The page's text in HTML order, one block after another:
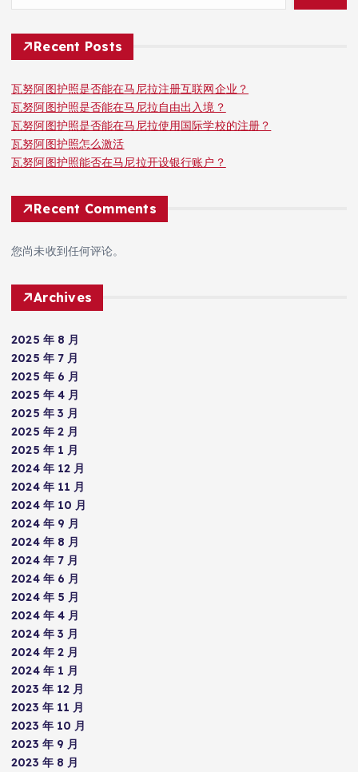
Recent Posts
瓦努阿图护照是否能在马尼拉注册互联网企业？
瓦努阿图护照是否能在马尼拉自由出入境？
瓦努阿图护照是否能在马尼拉使用国际学校的注册？
瓦努阿图护照怎么激活
瓦努阿图护照能否在马尼拉开设银行账户？
Recent Comments
您尚未收到任何评论。
Archives
2025 年 8 月
2025 年 7 月
2025 年 6 月
2025 年 4 月
2025 年 3 月
2025 年 2 月
2025 年 1 月
2024 年 12 月
2024 年 11 月
2024 年 10 月
2024 年 9 月
2024 年 8 月
2024 年 7 月
2024 年 6 月
2024 年 5 月
2024 年 4 月
2024 年 3 月
2024 年 2 月
2024 年 1 月
2023 年 12 月
2023 年 11 月
2023 年 10 月
2023 年 9 月
2023 年 8 月